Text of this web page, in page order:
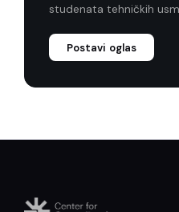
studenata tehničkih
Postavi oglas